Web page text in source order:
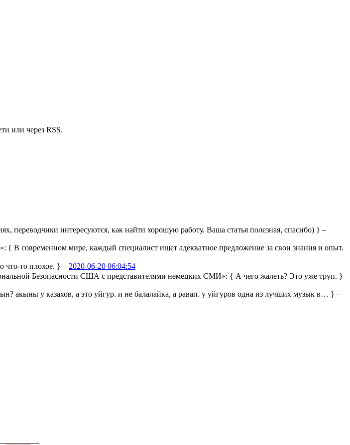
или через RSS.
переводчики интересуются, как найти хорошую работу. Ваша статья полезная, спасибо) } –
{ В современном мире, каждый специалист ищет адекватное предложение за свои знания и опыт.
что-то плохое. } – 2020-06-20 06:04:54
Безопасности США с представителями немецких СМИ»: { А чего жалеть? Это уже труп. }
акыны у казахов, а это уйгур. и не балалайка, а равап. у уйгуров одна из лучших музык в… } –